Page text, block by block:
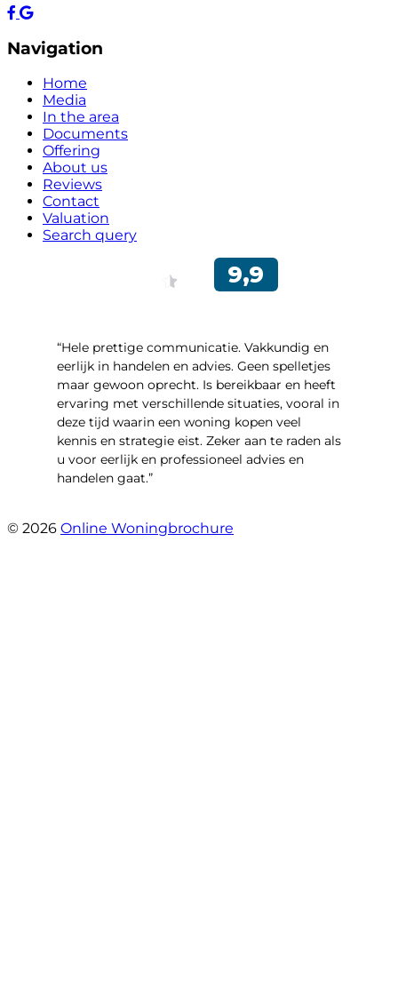
Navigation
Home
Media
In the area
Documents
Offering
About us
Reviews
Contact
Valuation
Search query
“Hele prettige communicatie. Vakkundig en
eerlijk in handelen en advies. Geen spelletjes
maar gewoon oprecht. Is bereikbaar en heeft
ervaring met verschillende situaties, vooral in
deze tijd waarin een woning kopen veel
kennis en strategie eist. Zeker aan te raden als
u voor eerlijk en professioneel advies en
handelen gaat.”
© 2026 Online Woningbrochure